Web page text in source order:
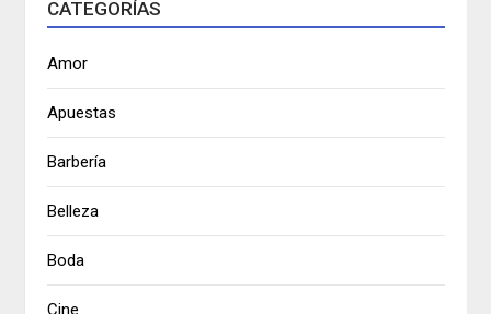
CATEGORÍAS
Amor
Apuestas
Barbería
Belleza
Boda